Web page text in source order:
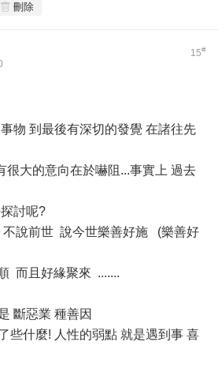
刪除
15#
物 到最後有深切的發覺 在諸往先
很大的意向在於嚇阻...事實上 過去
討呢?
說前世 說今世樂善好施 (樂善好
而且好緣聚來 .......
斷惡業 種善因
些什麼! 人性的弱點 就是遇到事 喜